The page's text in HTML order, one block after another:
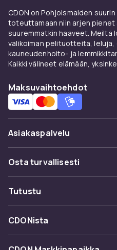
CDON on Pohjoismaiden
toteuttamaan niin arjen pienet
suuremmatkin haaveet. Meiltä
valikoiman pelituotteita, leluja,
kauneudenhoito- ja
Kaikki välineet elämään,
Maksuvaihtoehdot
Asiakaspalvelu
Usein kysyttyä (UKK)
Seuraa pakettia
Ota yhteyttä
Osta turvallisesti
Maksuvaihtoehdot
Toimitus
Tutustu
Kategoriat
Tuotemerkit
CDONista
Tietoa meistä